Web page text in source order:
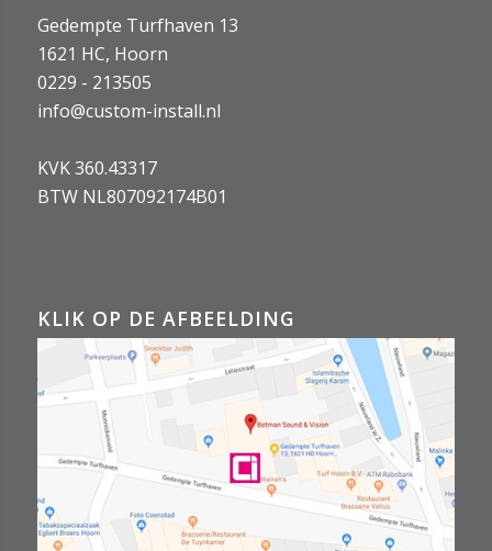
Gedempte Turfhaven 13
1621 HC, Hoorn
0229 - 213505
info@custom-install.nl
KVK 360.43317
BTW NL807092174B01
KLIK OP DE AFBEELDING